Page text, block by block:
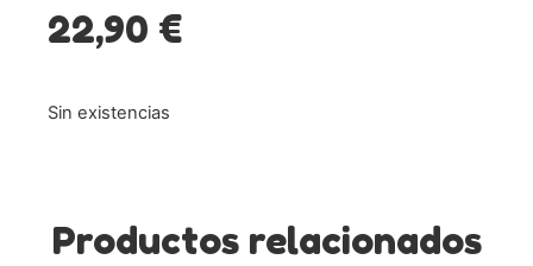
22,90 €
Sin existencias
Productos relacionados